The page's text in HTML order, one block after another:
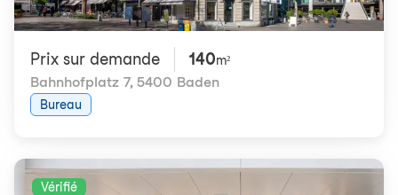
Prix ​​sur demande 140m²
Bahnhofplatz 7, 5400 Baden
Bureau
Vérifié